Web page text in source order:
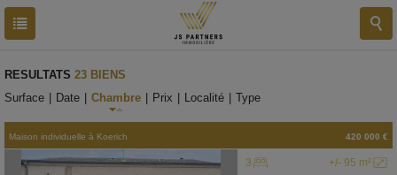
RESULTATS 23 BIENS
Surface
Date Chambre Prix Localité Type
Maison individuelle à Koerich 420 000 €
+/- 95 m²
3